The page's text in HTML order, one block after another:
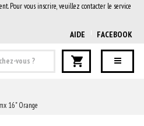
Pour vous inscrire, veuillez contacter le service
AIDE FACEBOOK
16" Orange